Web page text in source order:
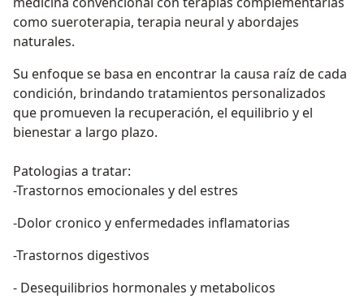
como sueroterapia, terapia neural y abordajes
naturales.
Su enfoque se basa en encontrar la causa raíz de cada
condición, brindando tratamientos personalizados
que promueven la recuperación, el equilibrio y el
bienestar a largo plazo.
Patologias a tratar:
-Trastornos emocionales y del estres
-Dolor cronico y enfermedades inflamatorias
-Trastornos digestivos
- Desequilibrios hormonales y metabolicos